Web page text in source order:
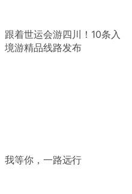
跟着世运会游四川！10条入
境游精品线路发布
我等你，一路远行